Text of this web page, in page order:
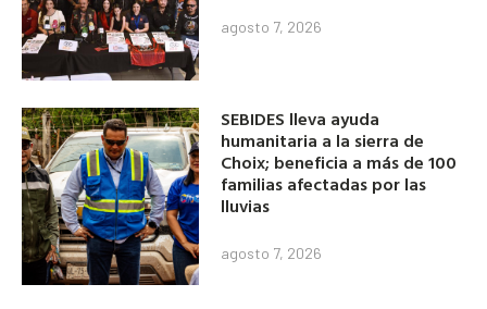
agosto 7, 2026
SEBIDES lleva ayuda
humanitaria a la sierra de
Choix; beneficia a más de 100
familias afectadas por las
lluvias
agosto 7, 2026